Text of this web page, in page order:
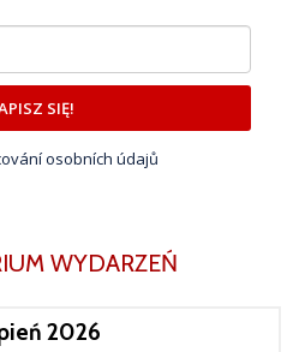
SIĘ!
osobních údajů
WYDARZEŃ
2026